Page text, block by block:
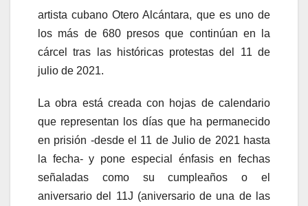
artista cubano Otero Alcántara, que es uno de
los más de 680 presos que continúan en la
cárcel tras las históricas protestas del 11 de
julio de 2021.
La obra está creada con hojas de calendario
que representan los días que ha permanecido
en prisión -desde el 11 de Julio de 2021 hasta
la fecha- y pone especial énfasis en fechas
señaladas como su cumpleaños o el
aniversario del 11J (aniversario de una de las